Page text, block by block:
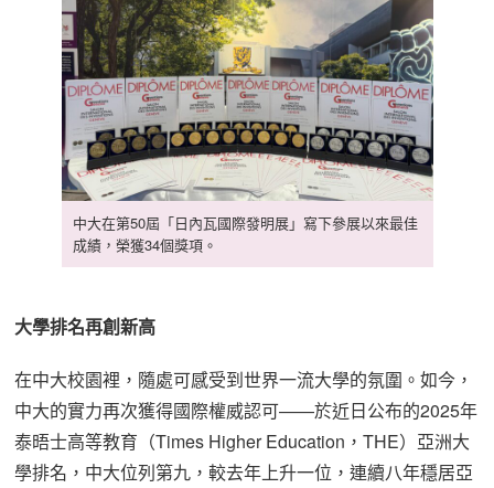
中大在第50屆「日內瓦國際發明展」寫下參展以來最佳
成績，榮獲34個獎項。
大學排名再創新高
在中大校園裡，隨處可感受到世界一流大學的氛圍。如今，
中大的實力再次獲得國際權威認可——於近日公布的2025年
泰晤士高等教育（Times Higher Education，THE）亞洲大
學排名，中大位列第九，較去年上升一位，連續八年穩居亞